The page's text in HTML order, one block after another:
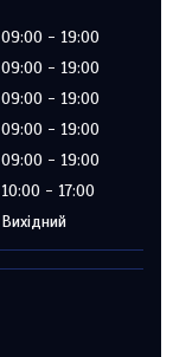
09:00
19:00
09:00
19:00
09:00
19:00
09:00
19:00
09:00
19:00
10:00
17:00
Вихідний